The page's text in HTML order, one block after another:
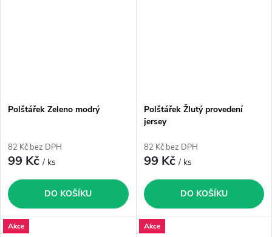
Polštářek Zeleno modrý
82 Kč bez DPH
99 Kč/ ks
DO KOŠÍKU
Polštářek Žlutý provedení
jersey
82 Kč bez DPH
99 Kč/ ks
DO KOŠÍKU
Akce Akce